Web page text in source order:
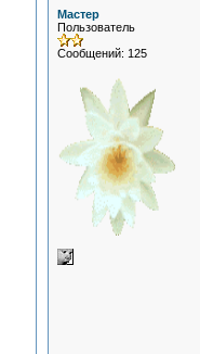
Мастер
Пользователь
Сообщений: 125